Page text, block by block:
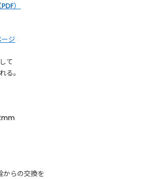
）
ジ
て
る。
からの交換を